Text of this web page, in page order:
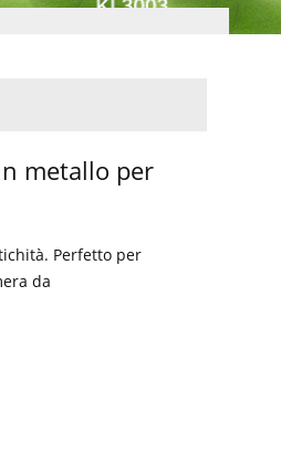
metallo per
Perfetto per
da